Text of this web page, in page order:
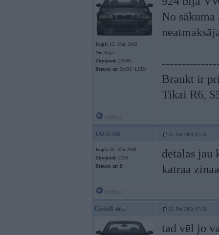
Kopš: 15. May 2002
No: Rīga
Ziņojumi: 22409
Braucu ar: 2x(R6+LSD)
No
Braukt ir
Tikai R6,
JAGUAR 22. Feb 2009, 17:35
Kopš: 30. Mar 2008
Ziņojumi: 2726
Braucu ar: D
detalas jau
katraa
GirtzB 22. Feb 2009, 17:36
tad vēl jo